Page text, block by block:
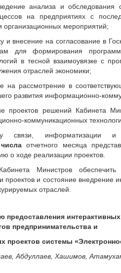
анализа и обследования
на предприятиях с
организационных мероприятий;
и внесение на согласование в
для формирования
в тесной взаимоувязке с
отраслей экономики;
на рассмотрение в
развития информационно-
проектов решений Кабинета
коммуникационных
связи, информатизации и
отчетного месяца
о ходе реализации проектов.
Министров
проектов и состояние
отраслей.
интерактивных
предпринимательства и
проектов системы
Абдуллаев, Хашимов,